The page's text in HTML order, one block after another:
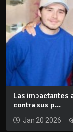
Las impactantes
contra sus p...
Jan 20 2026